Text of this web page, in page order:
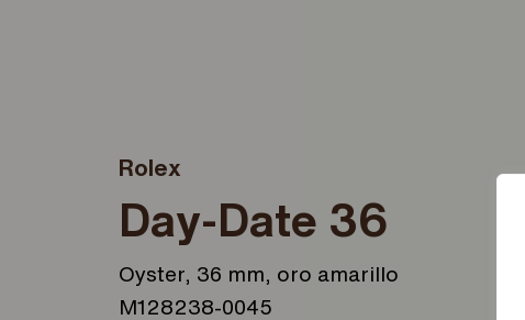
Rolex
Day-Date 36
Oyster, 36 mm, oro amarillo
M128238-0045